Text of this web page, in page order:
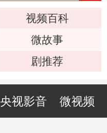
视频百科
微故事
剧推荐
央视影音 微视频